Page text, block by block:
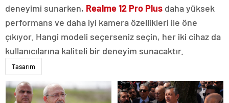
deneyimi sunarken, Realme 12 Pro Plus daha yüksek
performans ve daha iyi kamera özellikleri ile öne
çıkıyor. Hangi modeli seçerseniz seçin, her iki cihaz da
kullanıcılarına kaliteli bir deneyim sunacaktır.
Tasarım